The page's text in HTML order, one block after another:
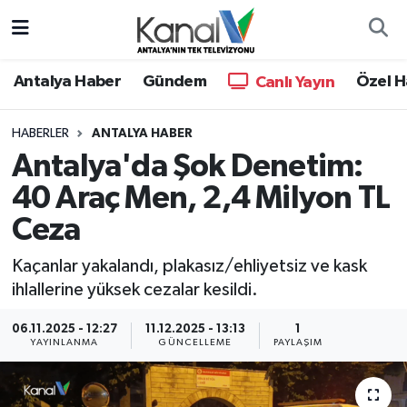
Antalya Haber Gündem Canlı Yayın Özel
HABERLER ANTALYA HABER
Antalya'da Şok Denetim:
40 Araç Men, 2,4 Milyon TL
Ceza
Kaçanlar yakalandı, plakasız/ehliyetsiz ve kask
ihlallerine yüksek cezalar kesildi.
06.11.2025 - 12:27
YAYINLANMA
11.12.2025 - 13:13
GÜNCELLEME
1
PAYLAŞIM
Antalya Haber
Dünya
Eğitim
Gündem
Günün Manşetleri
Haber Kuşakları
Hava Durumu
Trafik Durumu
Süper Lig Puan Durumu ve Fikstür
Son Dakika Haberleri
Haber Arşivi